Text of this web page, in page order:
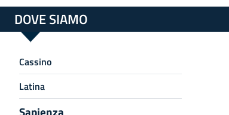
DOVE SIAMO
Cassino
Latina